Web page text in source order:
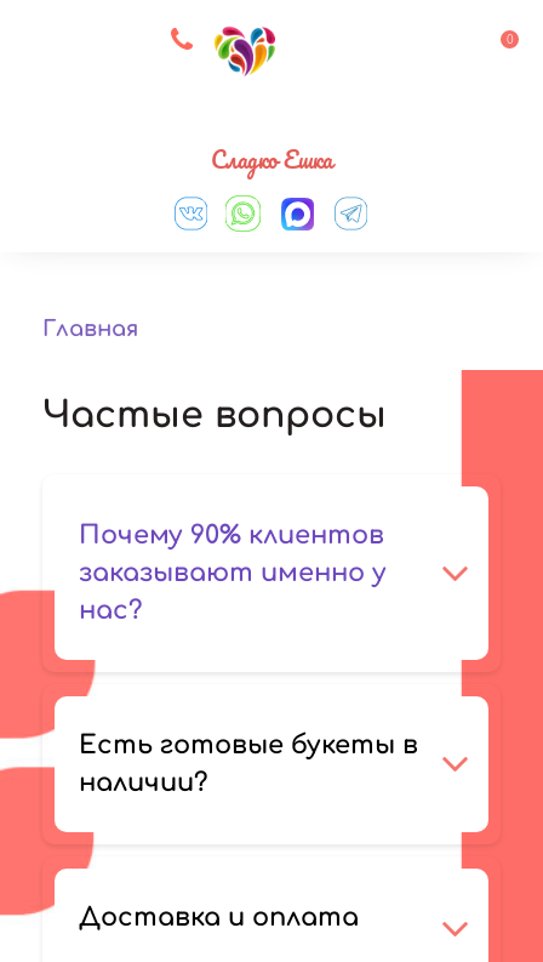
8 927 083 33 05 0
Сладко Ешка
Главная
Частые вопросы
Почему 90% клиентов
заказывают именно у
нас?
Есть готовые букеты в
наличии?
Доставка и оплата